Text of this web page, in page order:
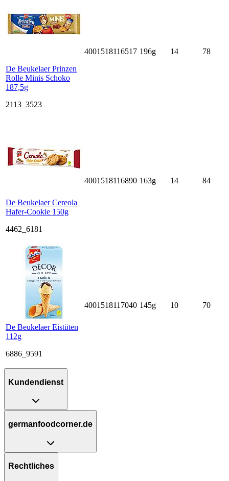
De Beukelaer Prinzen
Rolle Minis Schoko
187,5g
2113_3523
4001518116517 196g 14 78
De Beukelaer Cereola
Hafer-Cookie 150g
4462_6181
4001518116890 163g 14 84
De Beukelaer Eistüten
112g
6886_9591
4001518117040 145g 10 70
Kundendienst
germanfoodcorner.de
Rechtliches